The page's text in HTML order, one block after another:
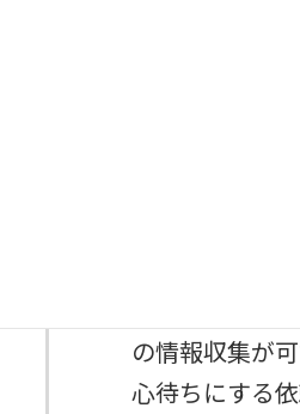
の情報収集が
心待ちにする